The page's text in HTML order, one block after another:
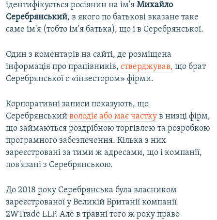
ідентифікується росіянин на ім'я Михайло
Серебрянський, в якого по батькові вказане таке
саме ім'я (тобто ім'я батька), що і в Серебрянської.
Один з коментарів на сайті, де розміщена
інформація про працівників, стверджував, що брат
Серебрянської є «інвестором» фірми.
Корпоративні записи показують, що
Серебрянський володіє або має частку в низці фірм,
що займаються роздрібною торгівлею та розробкою
програмного забезпечення. Кілька з них
зареєстровані за тими ж адресами, що і компанії,
пов'язані з Серебрянською.
До 2018 року Серебрянська була власником
зареєстрованої у Великій Британії компанії
2WTrade LLP. Але в травні того ж року право